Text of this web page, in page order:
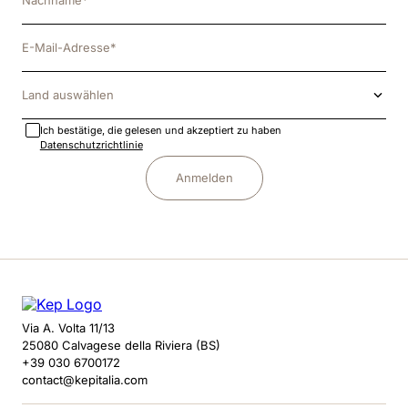
Land auswählen
Ich bestätige, die gelesen und akzeptiert zu haben
Datenschutzrichtlinie
Anmelden
Via A. Volta 11/13
25080 Calvagese della Riviera (BS)
+39 030 6700172
contact@kepitalia.com